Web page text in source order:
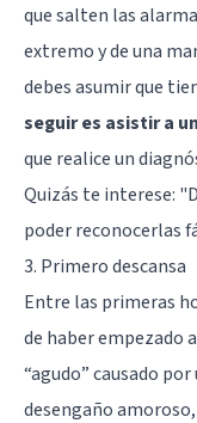
que salten las
extremo y de una
debes asumir que
seguir es asistir a
que realice un
Quizás te interese: "
poder reconocerlas
3. Primero descansa
Entre las primeras
de haber empezado
“agudo” causado
desengaño